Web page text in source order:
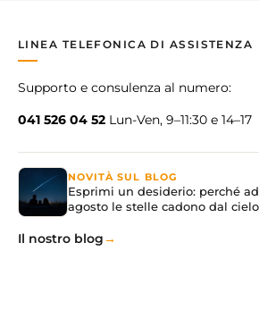
LINEA TELEFONICA DI ASSISTENZA
Supporto e consulenza al numero:
041 526 04 52 Lun-Ven, 9–11:30 e 14–17
NOVITÀ SUL BLOG
Esprimi un desiderio: perché ad
agosto le stelle cadono dal cielo
Il nostro blog